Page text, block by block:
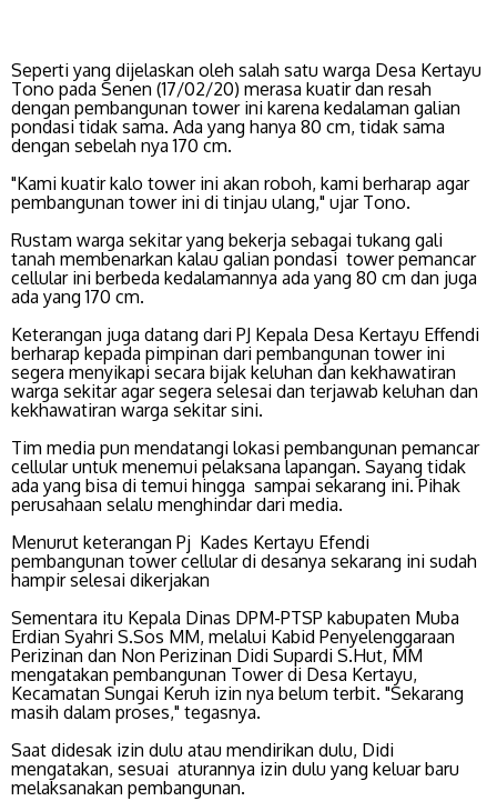
Seperti yang dijelaskan oleh salah satu warga Desa Kertayu
Tono pada Senen (17/02/20) merasa kuatir dan resah
dengan pembangunan tower ini karena kedalaman galian
pondasi tidak sama. Ada yang hanya 80 cm, tidak sama
dengan sebelah nya 170 cm.
"Kami kuatir kalo tower ini akan roboh, kami berharap agar
pembangunan tower ini di tinjau ulang," ujar Tono.
Rustam warga sekitar yang bekerja sebagai tukang gali
tanah membenarkan kalau galian pondasi tower pemancar
cellular ini berbeda kedalamannya ada yang 80 cm dan juga
ada yang 170 cm.
Keterangan juga datang dari PJ Kepala Desa Kertayu Effendi
berharap kepada pimpinan dari pembangunan tower ini
segera menyikapi secara bijak keluhan dan kekhawatiran
warga sekitar agar segera selesai dan terjawab keluhan dan
kekhawatiran warga sekitar sini.
Tim media pun mendatangi lokasi pembangunan pemancar
cellular untuk menemui pelaksana lapangan. Sayang tidak
ada yang bisa di temui hingga sampai sekarang ini. Pihak
perusahaan selalu menghindar dari media.
Menurut keterangan Pj Kades Kertayu Efendi
pembangunan tower cellular di desanya sekarang ini sudah
hampir selesai dikerjakan
Sementara itu Kepala Dinas DPM-PTSP kabupaten Muba
Erdian Syahri S.Sos MM, melalui Kabid Penyelenggaraan
Perizinan dan Non Perizinan Didi Supardi S.Hut, MM
mengatakan pembangunan Tower di Desa Kertayu,
Kecamatan Sungai Keruh izin nya belum terbit. "Sekarang
masih dalam proses," tegasnya.
Saat didesak izin dulu atau mendirikan dulu, Didi
mengatakan, sesuai aturannya izin dulu yang keluar baru
melaksanakan pembangunan.